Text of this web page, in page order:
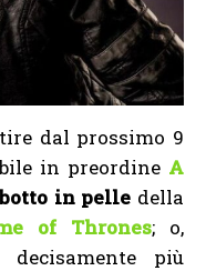
dal prossimo 9
in preordine A
in pelle della
of Thrones; o,
più